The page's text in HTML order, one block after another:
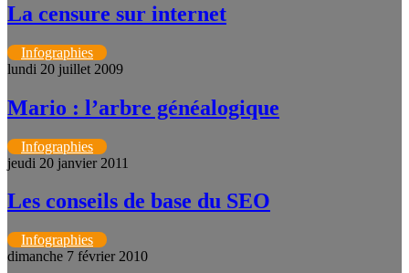
La censure sur internet
Infographies
lundi 20 juillet 2009
Mario : l’arbre généalogique
Infographies
jeudi 20 janvier 2011
Les conseils de base du SEO
Infographies
dimanche 7 février 2010